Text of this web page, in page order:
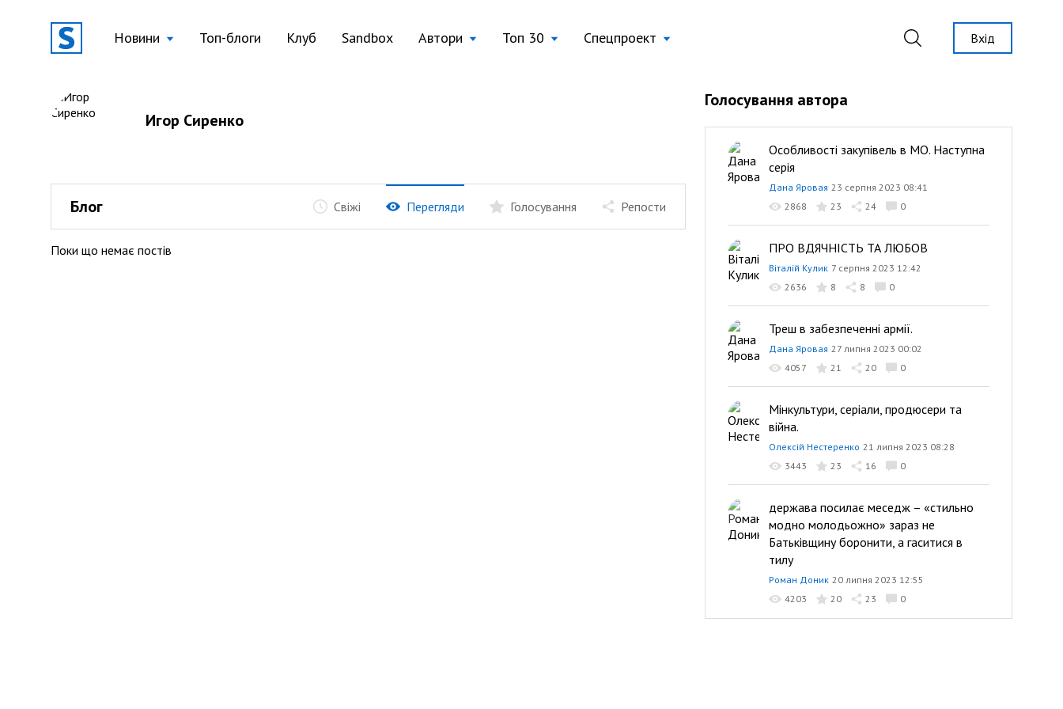
Новини Топ-блоги Клуб Sandbox Автори Топ 30 Спецпроект Вхід
Игор Сиренко
Блог Свіжі Перегляди Голосування Репости
Поки що немає постів
Голосування автора
Особливості закупівель в МО. Наступна
серія
Дана Яровая 23 серпня 2023 08:41
2868
23 24 0
ПРО ВДЯЧНІСТЬ ТА ЛЮБОВ
Віталій Кулик 7 серпня 2023 12:42
2636
8 8 0
Треш в забезпеченні армії.
Дана Яровая 27 липня 2023 00:02
4057
21 20 0
Мінкультури, серіали, продюсери та
війна.
Олексій Нестеренко 21 липня 2023 08:28
3443
23 16 0
держава посилає меседж – «стильно
модно молодьожно» зараз не
Батьківщину боронити, а гаситися в
тилу
Роман Доник 20 липня 2023 12:55
4203
20 23 0